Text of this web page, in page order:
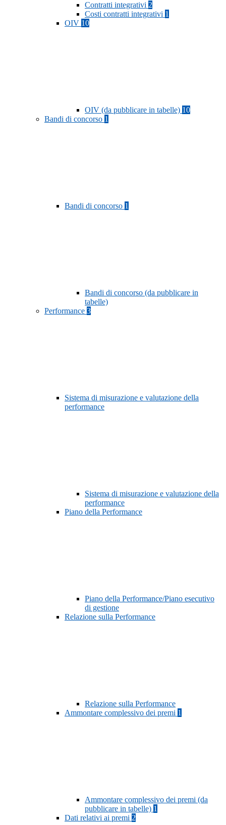
Contratti integrativi 2
Costi contratti integrativi 1
OIV 10
OIV (da pubblicare in tabelle) 10
Bandi di concorso 1
Bandi di concorso 1
Bandi di concorso (da pubblicare in
tabelle)
Performance 3
Sistema di misurazione e valutazione della
performance
Sistema di misurazione e valutazione della
performance
Piano della Performance
Piano della Performance/Piano esecutivo
di gestione
Relazione sulla Performance
Relazione sulla Performance
Ammontare complessivo dei premi 1
Ammontare complessivo dei premi (da
pubblicare in tabelle) 1
Dati relativi ai premi 2